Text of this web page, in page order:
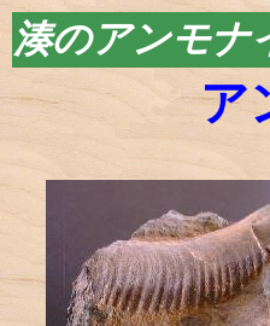
湊のアンモナ
ア